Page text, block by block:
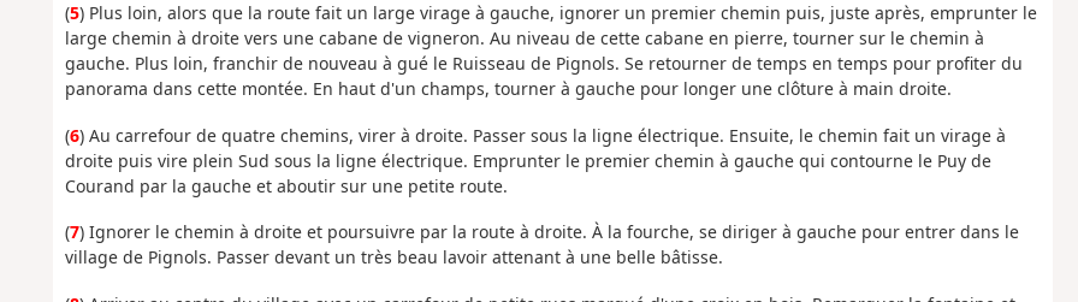
(5) Plus loin, alors que la route fait un large virage à gauche, ignorer un premier chemin puis, juste après, emprunter le
large chemin à droite vers une cabane de vigneron. Au niveau de cette cabane en pierre, tourner sur le chemin à
gauche. Plus loin, franchir de nouveau à gué le Ruisseau de Pignols. Se retourner de temps en temps pour profiter du
panorama dans cette montée. En haut d'un champs, tourner à gauche pour longer une clôture à main droite.
(6) Au carrefour de quatre chemins, virer à droite. Passer sous la ligne électrique. Ensuite, le chemin fait un virage à
droite puis vire plein Sud sous la ligne électrique. Emprunter le premier chemin à gauche qui contourne le Puy de
Courand par la gauche et aboutir sur une petite route.
(7) Ignorer le chemin à droite et poursuivre par la route à droite. À la fourche, se diriger à gauche pour entrer dans le
village de Pignols. Passer devant un très beau lavoir attenant à une belle bâtisse.